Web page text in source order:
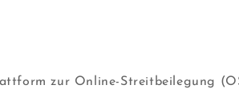
zur Online-Streitbeilegung